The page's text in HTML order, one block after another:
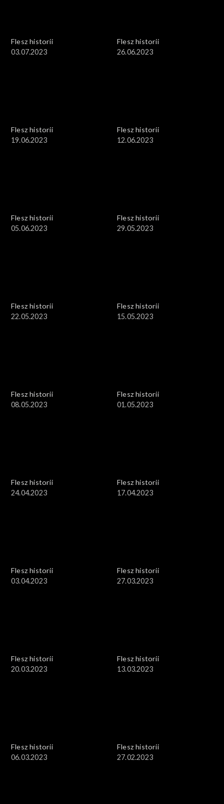
Flesz historii
03.07.2023
Flesz historii
26.06.2023
Flesz historii
19.06.2023
Flesz historii
12.06.2023
Flesz historii
05.06.2023
Flesz historii
29.05.2023
Flesz historii
22.05.2023
Flesz historii
15.05.2023
Flesz historii
08.05.2023
Flesz historii
01.05.2023
Flesz historii
24.04.2023
Flesz historii
17.04.2023
Flesz historii
03.04.2023
Flesz historii
27.03.2023
Flesz historii
20.03.2023
Flesz historii
13.03.2023
Flesz historii
06.03.2023
Flesz historii
27.02.2023